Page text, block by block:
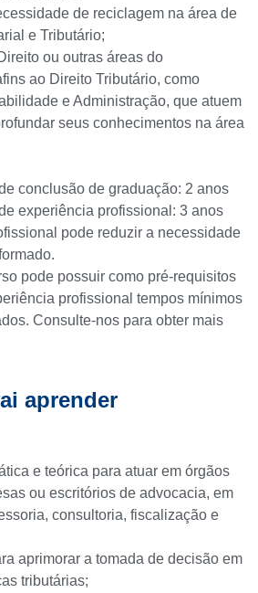
de reciclagem na área de
e Tributário;
ou outras áreas do
ao Direito Tributário, como
e Administração, que atuem
seus conhecimentos na área
conclusão de graduação: 2 anos
experiência profissional: 3 anos
pode reduzir a necessidade
pode possuir como pré-requisitos
profissional tempos mínimos
Consulte-nos para obter mais
aprender
e teórica para atuar em órgãos
ou escritórios de advocacia, em
consultoria, fiscalização e
aprimorar a tomada de decisão em
tributárias;